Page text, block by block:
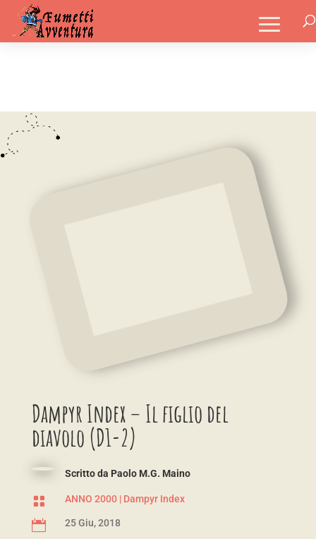
Dampyr Index – Il figlio del
diavolo (D1-2)
Scritto da Paolo M.G. Maino
 ANNO 2000| Dampyr Index
 25 Giu, 2018